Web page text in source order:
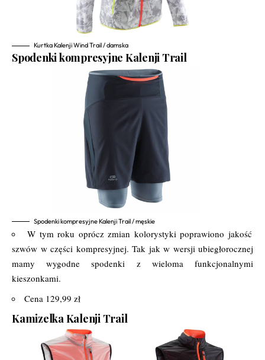
Kurtka Kalenji Wind Trail / damska
Spodenki kompresyjne Kalenji Trail
Spodenki kompresyjne Kalenji Trail / męskie
W tym roku oprócz zmian kolorystyki poprawiono jakość
szwów w części kompresyjnej. Tak jak w wersji ubiegłorocznej
mamy wygodne spodenki z wieloma funkcjonalnymi
kieszonkami.
Cena 129,99 zł
Kamizelka Kalenji Trail